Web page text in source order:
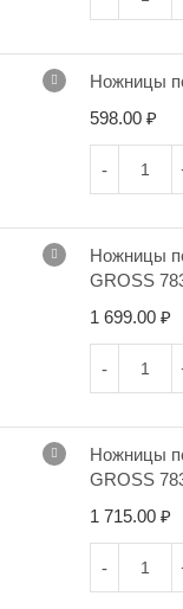
Ножницы
598.00 ₽
Ножницы
GROSS
1 699.00 ₽
Ножницы
GROSS
1 715.00 ₽